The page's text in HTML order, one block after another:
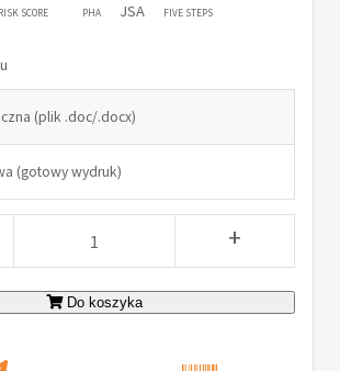
RISK SCORE PHA JSA FIVE STEPS
(plik .doc/.docx)
(gotowy wydruk)
+
Do koszyka